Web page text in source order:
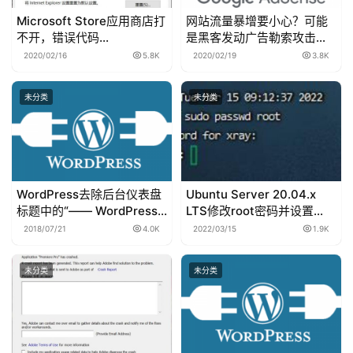
Microsoft Store应用商店打
不开，错误代码
0x80131500
2020/02/16 5.8K
网站流量暴增要小心？可能
是黑客发动广告勒索攻击…
2020/02/19 3.8K
未分类
WordPress去除后台仪表盘
标题中的“—— WordPress”
字样详细教程
2018/07/21 4.0K
未分类
Ubuntu Server 20.04.x
LTS修改root密码并设置
SSH登陆
2022/03/15 1.9K
未分类 未分类